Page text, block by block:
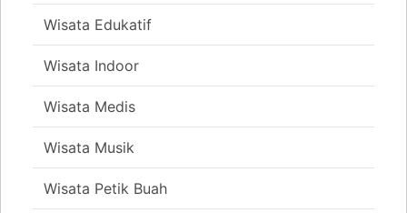
Wisata Edukatif
Wisata Indoor
Wisata Medis
Wisata Musik
Wisata Petik Buah